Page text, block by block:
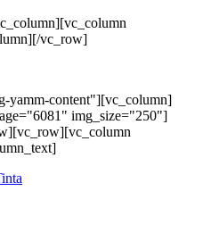
vc_row]
yamm-content"][vc_column]
img_size="250"]